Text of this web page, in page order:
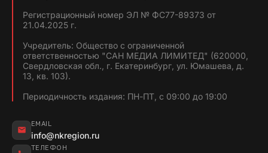
Регистрационный номер ЭЛ № ФС77-89373 от
21.04.2025 г.
Учредитель: Общество с ограниченной
ответственностью "САН МЕДИА ЛИМИТЕД" (620000,
Свердловская обл., г. Екатеринбург, ул. Юмашева, д.
13, кв. 103).
Периодичность издания: ПН-ПТ, с 09:00 до 19:00
EMAIL
info@nkregion.ru
ТЕЛЕФОН